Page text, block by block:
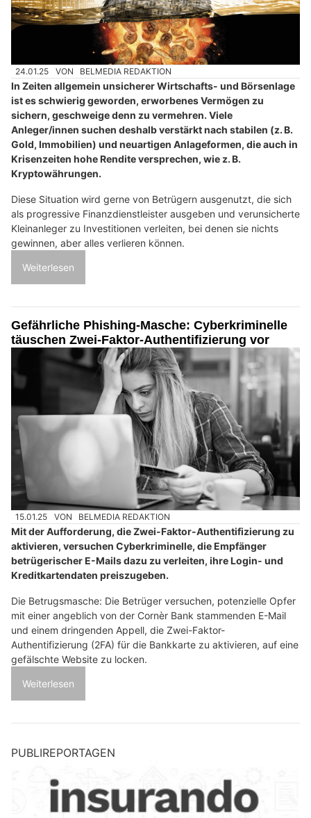
24.01.25 VON BELMEDIA REDAKTION
In Zeiten allgemein unsicherer Wirtschafts- und Börsenlage
ist es schwierig geworden, erworbenes Vermögen zu
sichern, geschweige denn zu vermehren. Viele
Anleger/innen suchen deshalb verstärkt nach stabilen (z. B.
Gold, Immobilien) und neuartigen Anlageformen, die auch in
Krisenzeiten hohe Rendite versprechen, wie z. B.
Kryptowährungen.
Diese Situation wird gerne von Betrügern ausgenutzt, die sich
als progressive Finanzdienstleister ausgeben und verunsicherte
Kleinanleger zu Investitionen verleiten, bei denen sie nichts
gewinnen, aber alles verlieren können.
Weiterlesen
Gefährliche Phishing-Masche: Cyberkriminelle
täuschen Zwei-Faktor-Authentifizierung vor
15.01.25 VON BELMEDIA REDAKTION
Mit der Aufforderung, die Zwei-Faktor-Authentifizierung zu
aktivieren, versuchen Cyberkriminelle, die Empfänger
betrügerischer E-Mails dazu zu verleiten, ihre Login- und
Kreditkartendaten preiszugeben.
Die Betrugsmasche: Die Betrüger versuchen, potenzielle Opfer
mit einer angeblich von der Cornèr Bank stammenden E-Mail
und einem dringenden Appell, die Zwei-Faktor-
Authentifizierung (2FA) für die Bankkarte zu aktivieren, auf eine
gefälschte Website zu locken.
Weiterlesen
PUBLIREPORTAGEN